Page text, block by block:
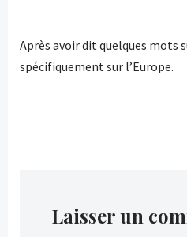
Après avoir dit quelques mots
spécifiquement sur l’Europe.
Laisser un